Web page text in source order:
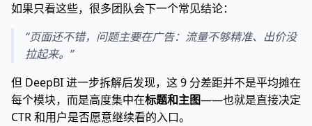
如果只看这些，很多团队会下一个常见结论：
“页面还不错，问题主要在广告：流量不够精准、出价没
拉起来。”
但 DeepBI 进一步拆解后发现，这 9 分差距并不是平均摊在
每个模块，而是高度集中在标题和主图——也就是直接决定
CTR 和用户是否愿意继续看的入口。